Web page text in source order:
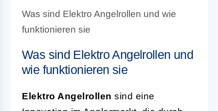
Was sind Elektro Angelrollen und wie
funktionieren sie
Was sind Elektro Angelrollen und
wie funktionieren sie
Elektro Angelrollen sind eine